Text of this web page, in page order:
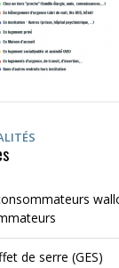
de serre (GES)